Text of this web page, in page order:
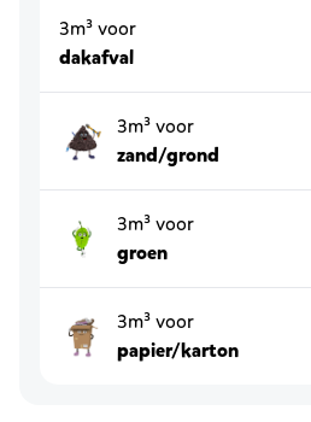
3m³ voor
dakafval
3m³ voor
zand/grond
3m³ voor
groen
3m³ voor
papier/karton